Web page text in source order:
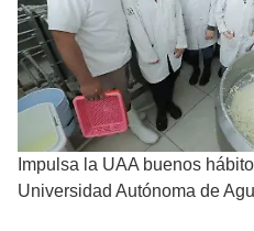
Impulsa la UAA buenos
Universidad Autónoma de